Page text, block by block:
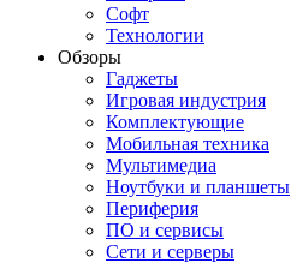
Софт
Технологии
Обзоры
Гаджеты
Игровая индустрия
Комплектующие
Мобильная техника
Мультимедиа
Ноутбуки и планшеты
Периферия
ПО и сервисы
Сети и серверы